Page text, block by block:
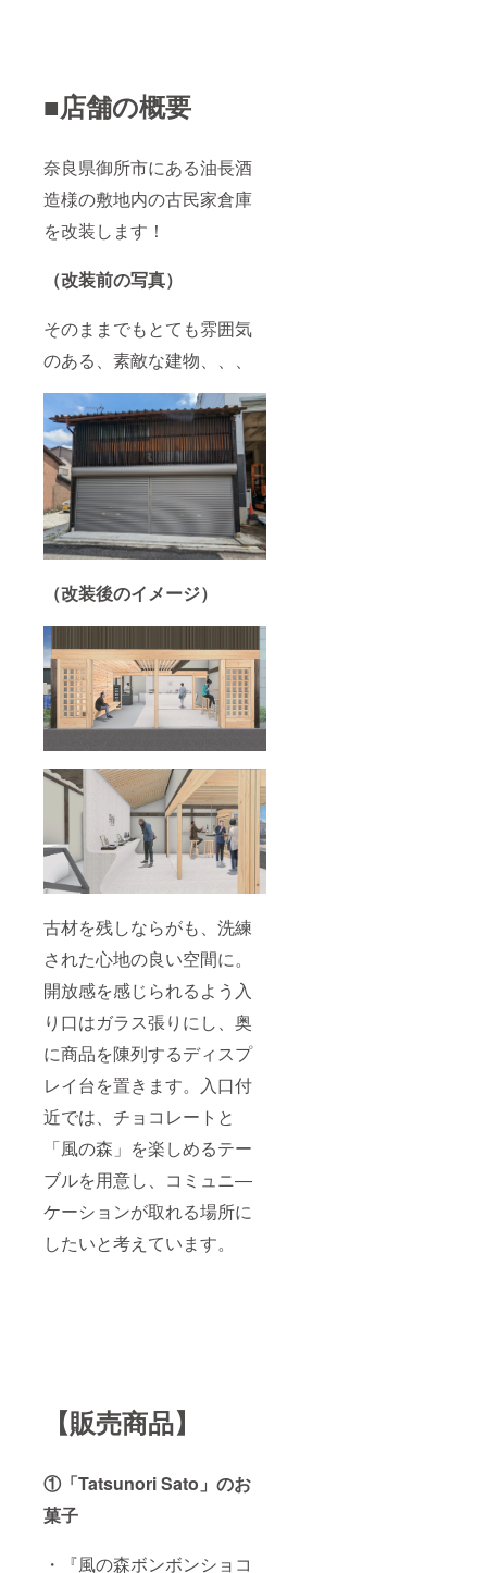
■店舗の概要
奈良県御所市にある油長酒
造様の敷地内の古民家倉庫
を改装します！
（改装前の写真）
そのままでもとても雰囲気
のある、素敵な建物、、、
（改装後のイメージ）
古材を残しならがも、洗練
された心地の良い空間に。
開放感を感じられるよう入
り口はガラス張りにし、奥
に商品を陳列するディスプ
レイ台を置きます。入口付
近では、チョコレートと
「風の森」を楽しめるテー
ブルを用意し、コミュニ―
ケーションが取れる場所に
したいと考えています。
【販売商品】
①「Tatsunori Sato」のお
菓子
・『風の森ボンボンショコ